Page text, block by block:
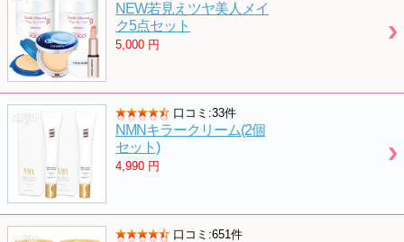
NEW若見えツヤ美人メイ
ク5点セット
5,000 円
口コミ:33件
NMNキラークリーム(2個
セット)
4,990 円
口コミ:651件